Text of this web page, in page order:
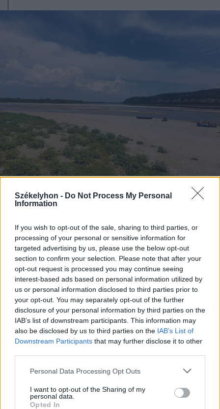
Székelyhon - Do Not Process My Personal
Information
If you wish to opt-out of the sale, sharing to third parties, or
processing of your personal or sensitive information for
targeted advertising by us, please use the below opt-out
section to confirm your selection. Please note that after your
opt-out request is processed you may continue seeing
interest-based ads based on personal information utilized by
us or personal information disclosed to third parties prior to
your opt-out. You may separately opt-out of the further
disclosure of your personal information by third parties on the
IAB’s list of downstream participants. This information may
also be disclosed by us to third parties on the IAB’s List of
Downstream Participants that may further disclose it to other
Personal Data Processing Opt Outs
I want to opt-out of the Sharing of my
personal data.
Opted In
2026. augusztus 06., csütörtök
Bolojan szerint négy éve a
közlekedési minisztériumnál van
egy projekt, ami a Duna
vízhozamának növelését segítené
elő